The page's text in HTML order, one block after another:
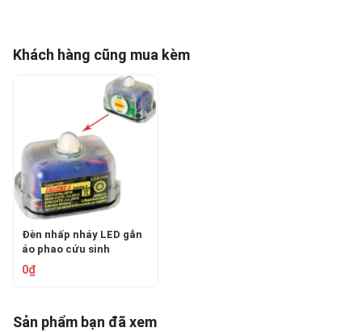
Khách hàng cũng mua kèm
Đèn nhấp nháy LED gắn
áo phao cứu sinh
LALIZAS 71209
0₫
Sản phẩm bạn đã xem